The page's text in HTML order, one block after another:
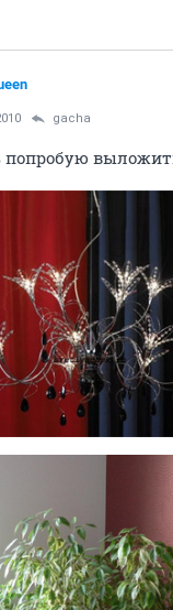
gacha
попробую